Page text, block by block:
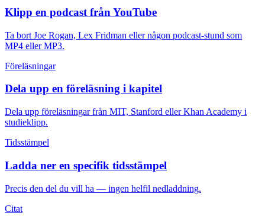
Klipp en podcast från YouTube
Ta bort Joe Rogan, Lex Fridman eller någon podcast-stund som
MP4 eller MP3.
Föreläsningar
Dela upp en föreläsning i kapitel
Dela upp föreläsningar från MIT, Stanford eller Khan Academy i
studieklipp.
Tidsstämpel
Ladda ner en specifik tidsstämpel
Precis den del du vill ha — ingen helfil nedladdning.
Citat